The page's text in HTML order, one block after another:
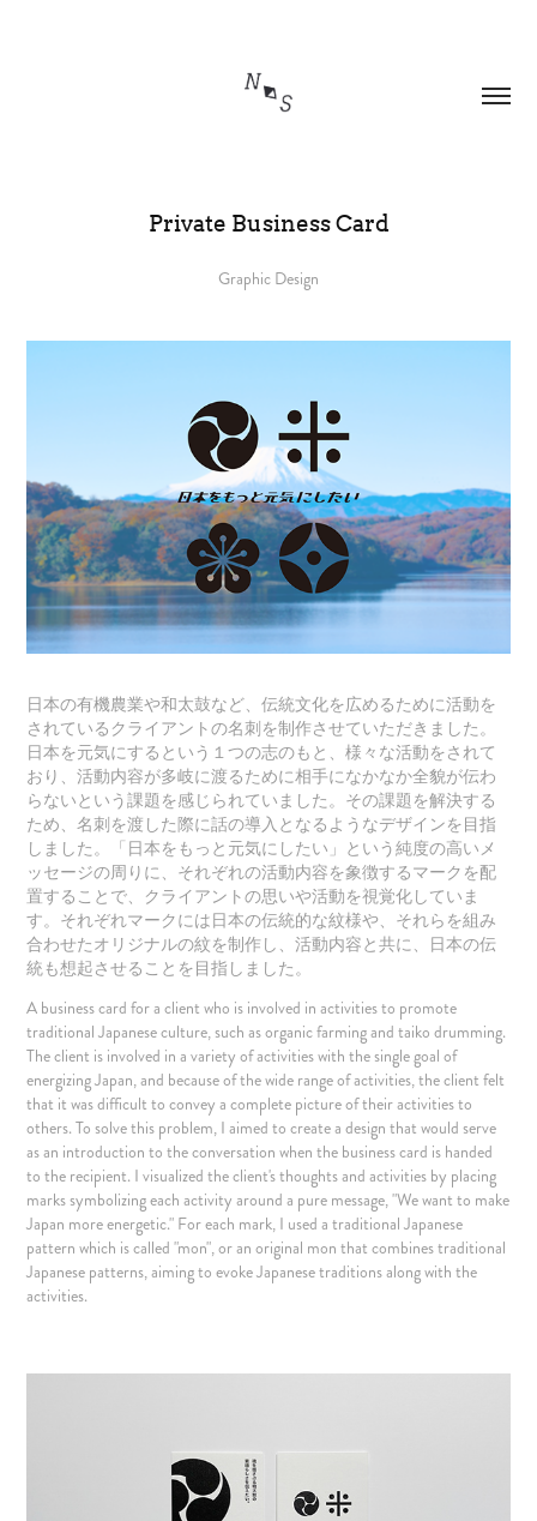
Private Business Card
Graphic Design
日本の有機農業や和太鼓など、伝統文化を広めるために活動を
されているクライアントの名刺を制作させていただきました。
日本を元気にするという１つの志のもと、様々な活動をされて
おり、活動内容が多岐に渡るために相手になかなか全貌が伝わ
らないという課題を感じられていました。その課題を解決する
ため、名刺を渡した際に話の導入となるようなデザインを目指
しました。「日本をもっと元気にしたい」という純度の高いメ
ッセージの周りに、それぞれの活動内容を象徴するマークを配
置することで、クライアントの思いや活動を視覚化していま
す。それぞれマークには日本の伝統的な紋様や、それらを組み
合わせたオリジナルの紋を制作し、活動内容と共に、日本の伝
統も想起させることを目指しました。
A business card for a client who is involved in activities to promote
traditional Japanese culture, such as organic farming and taiko drumming.
The client is involved in a variety of activities with the single goal of
energizing Japan, and because of the wide range of activities, the client felt
that it was difficult to convey a complete picture of their activities to
others. To solve this problem, I aimed to create a design that would serve
as an introduction to the conversation when the business card is handed
to the recipient. I visualized the client's thoughts and activities by placing
marks symbolizing each activity around a pure message, "We want to make
Japan more energetic." For each mark, I used a traditional Japanese
pattern which is called "mon", or an original mon that combines traditional
Japanese patterns, aiming to evoke Japanese traditions along with the
activities.